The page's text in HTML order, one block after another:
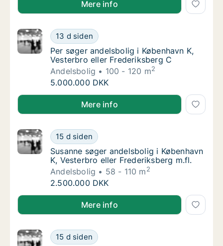
Mere info
Per søger andelsbolig i København K,
13 d siden
Per søger andelsbolig i København K,
Per søger andelsbolig i København K,
Vesterbro eller Frederiksberg C
Andelsbolig
100 - 120 m2
Per søger andelsbolig i København K,
5.000.000 DKK
Per søger andelsbolig i København K, Vesterbro
Mere info
Susanne søger andelsbolig i København K,
15 d siden
Susanne søger andelsbolig i København K,
Susanne søger andelsbolig i København
K, Vesterbro eller Frederiksberg m.fl.
Andelsbolig
58 - 110 m2
Susanne søger andelsbolig i København K,
2.500.000 DKK
Susanne søger andelsbolig i København K,
Mere info
Inge søger andelsbolig i Charlottenlund,
15 d siden